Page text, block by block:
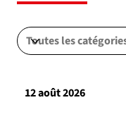
12 août 2026